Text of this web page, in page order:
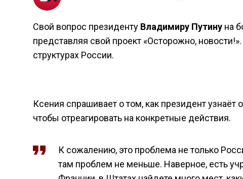
Свой вопрос президенту Владимиру Путинуна
представляя свой проект «Осторожно,
структурах России.
Ксения спрашивает о том, как президент узнаёт
чтобы отреагировать на конкретные действия.
К сожалению, это проблема не только
там проблем не меньше. Наверное, есть